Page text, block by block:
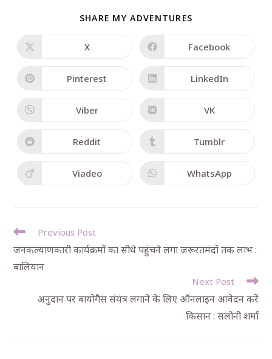
SHARE MY ADVENTURES
X Facebook
Pinterest LinkedIn
Viber VK
Reddit Tumblr
Viadeo WhatsApp
Previous Post
जनकल्याणकारी कार्यक्रमों का सीधे पहुंचने लगा जरूरतमंदों तक लाभ :
बालियान
Next Post
अनुदान पर बायोगैस संयंत्र लगाने के लिए ऑनलाइन आवेदन करें
किसान : सलोनी शर्मा